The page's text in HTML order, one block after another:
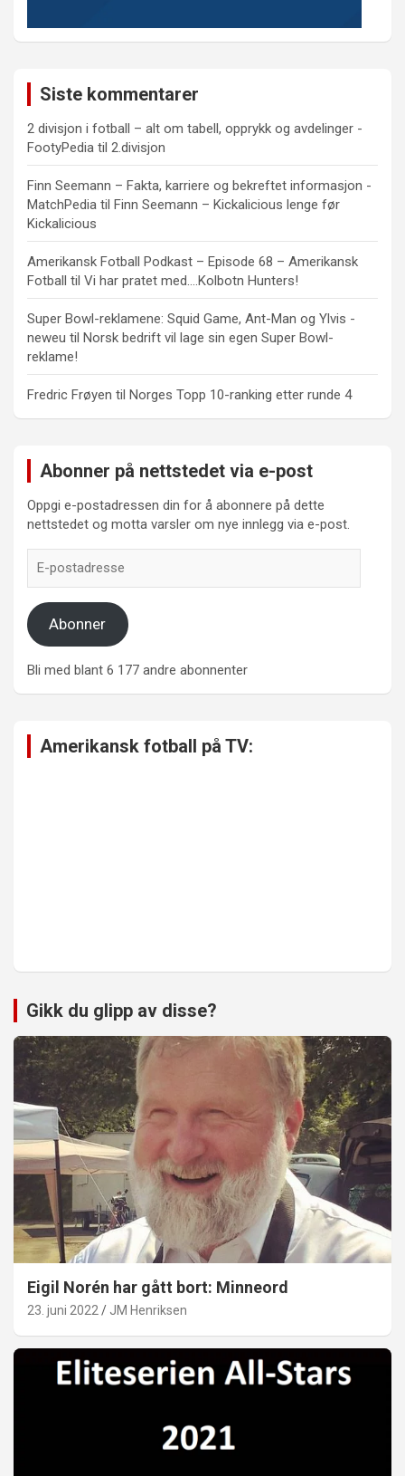
Siste kommentarer
2 divisjon i fotball – alt om tabell, opprykk og avdelinger -
FootyPedia til 2.divisjon
Finn Seemann – Fakta, karriere og bekreftet informasjon -
MatchPedia til Finn Seemann – Kickalicious lenge før
Kickalicious
Amerikansk Fotball Podkast – Episode 68 – Amerikansk
Fotball til Vi har pratet med….Kolbotn Hunters!
Super Bowl-reklamene: Squid Game, Ant-Man og Ylvis -
neweu til Norsk bedrift vil lage sin egen Super Bowl-
reklame!
Fredric Frøyen til Norges Topp 10-ranking etter runde 4
Abonner på nettstedet via e-post
Oppgi e-postadressen din for å abonnere på dette
nettstedet og motta varsler om nye innlegg via e-post.
postadresse
Abonner
Bli med blant 6 177 andre abonnenter
Amerikansk fotball på TV:
Gikk du glipp av disse?
Eigil Norén har gått bort: Minneord
23. juni 2022 JM Henriksen